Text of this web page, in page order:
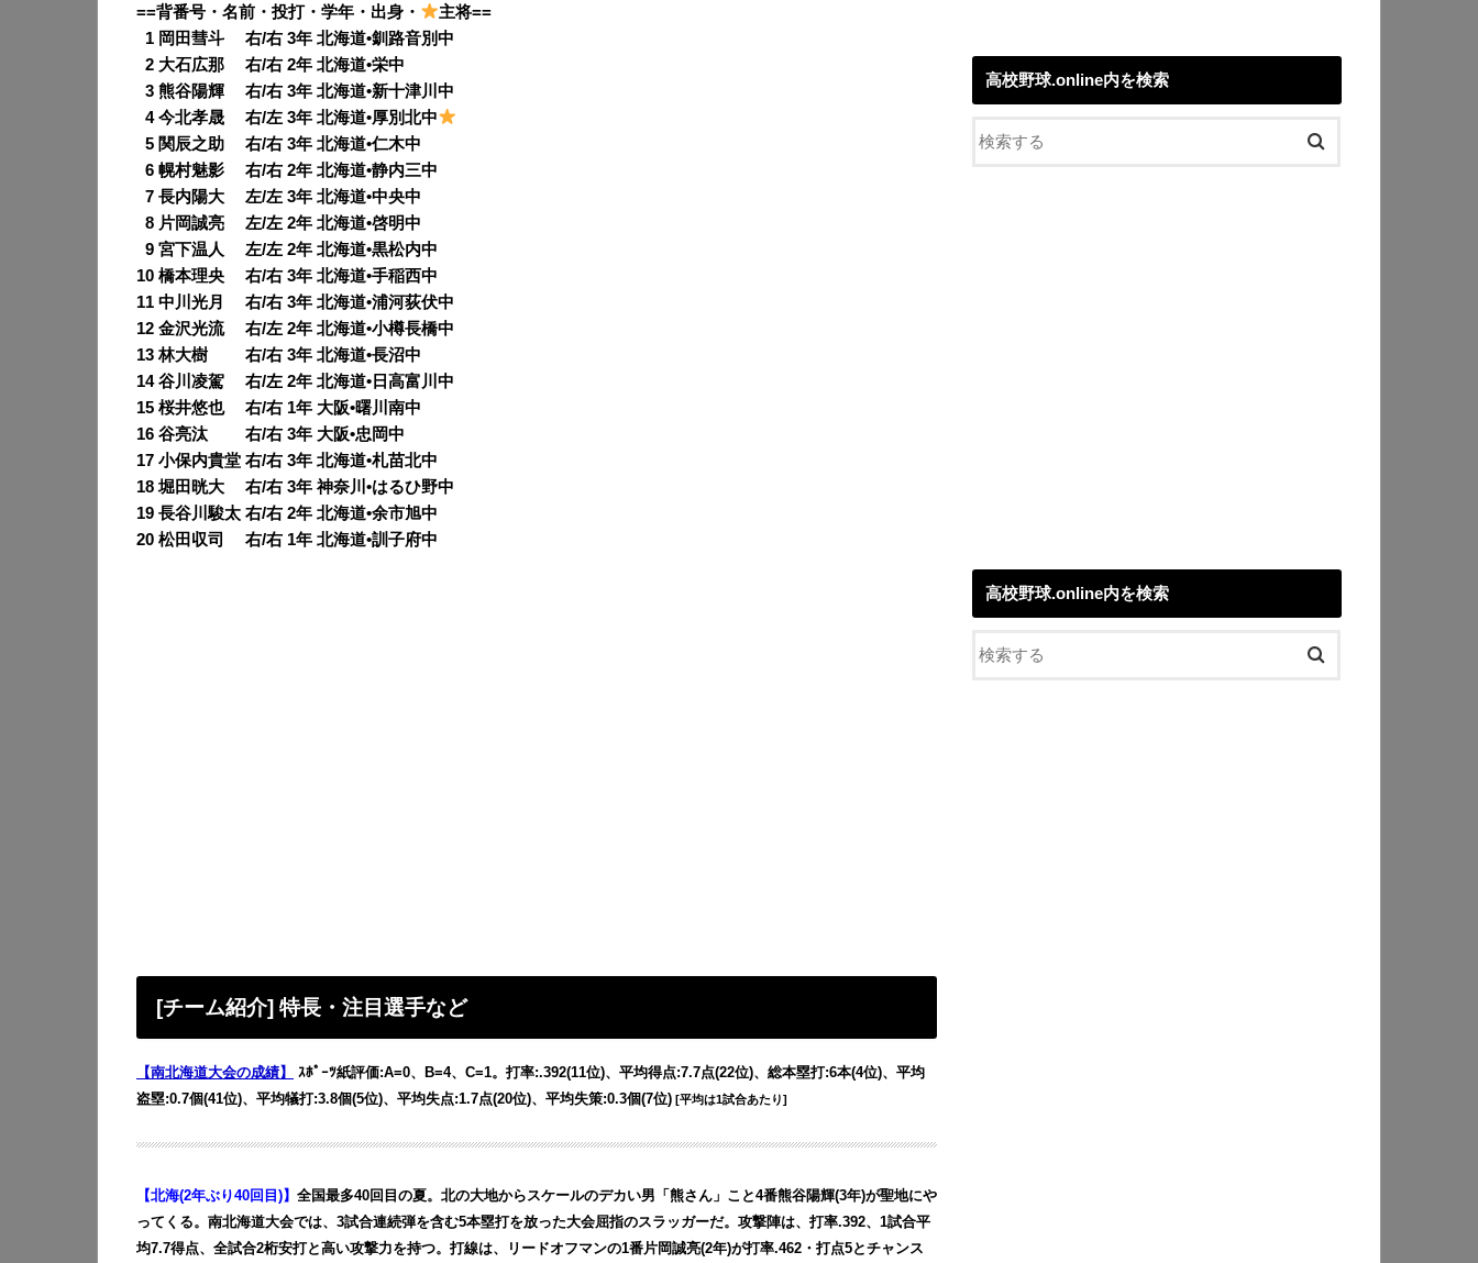
==背番号・名前・投打・学年・出身・
主将==
1 岡田彗斗 右/右 3年 北海道•釧路音別中
2 大石広那 右/右 2年 北海道•栄中
3 熊谷陽輝 右/右 3年 北海道•新十津川中
4 今北孝晟 右/左 3年 北海道•厚別北中
5 関辰之助 右/右 3年 北海道•仁木中
6 幌村魅影 右/右 2年 北海道•静内三中
7 長内陽大 左/左 3年 北海道•中央中
8 片岡誠亮 左/左 2年 北海道•啓明中
9 宮下温人 左/左 2年 北海道•黒松内中
10 橋本理央 右/右 3年 北海道•手稲西中
11 中川光月 右/右 3年 北海道•浦河荻伏中
12 金沢光流 右/左 2年 北海道•小樽長橋中
13 林大樹 右/右 3年 北海道•長沼中
14 谷川凌駕 右/左 2年 北海道•日高富川中
15 桜井悠也 右/右 1年 大阪•曙川南中
16 谷亮汰 右/右 3年 大阪•忠岡中
17 小保内貴堂 右/右 3年 北海道•札苗北中
18 堀田晄大 右/右 3年 神奈川•はるひ野中
19 長谷川駿太 右/右 2年 北海道•余市旭中
20 松田収司 右/右 1年 北海道•訓子府中
[チーム紹介] 特長・注目選手など
【南北海道大会の成績】
ｽﾎﾟｰﾂ紙評価:A=0、B=4、C=1。打率:.392(11位)、平均得点:7.7点(22位)、総本塁打:6本(4位)、平均
盗塁:0.7個(41位)、平均犠打:3.8個(5位)、平均失点:1.7点(20位)、平均失策:0.3個(7位) [平均は1試合あたり]
【北海(2年ぶり40回目)】 全国最多40回目の夏。 北の大地からスケールのデカい男「熊さん」こと4番熊谷陽輝(3年)が聖地にや
ってくる。南北海道大会では、 3試合連続弾を含む5本塁打を放った大会屈指のスラッガーだ。 攻撃陣は、打率.392、1試合平
均7.7得点、全試合2桁安打と高い攻撃力を持つ。 打線は、リードオフマンの1番片岡誠亮(2年)が打率.462・打点5とチャンス
高校野球.online内を検索
高校野球.online内を検索